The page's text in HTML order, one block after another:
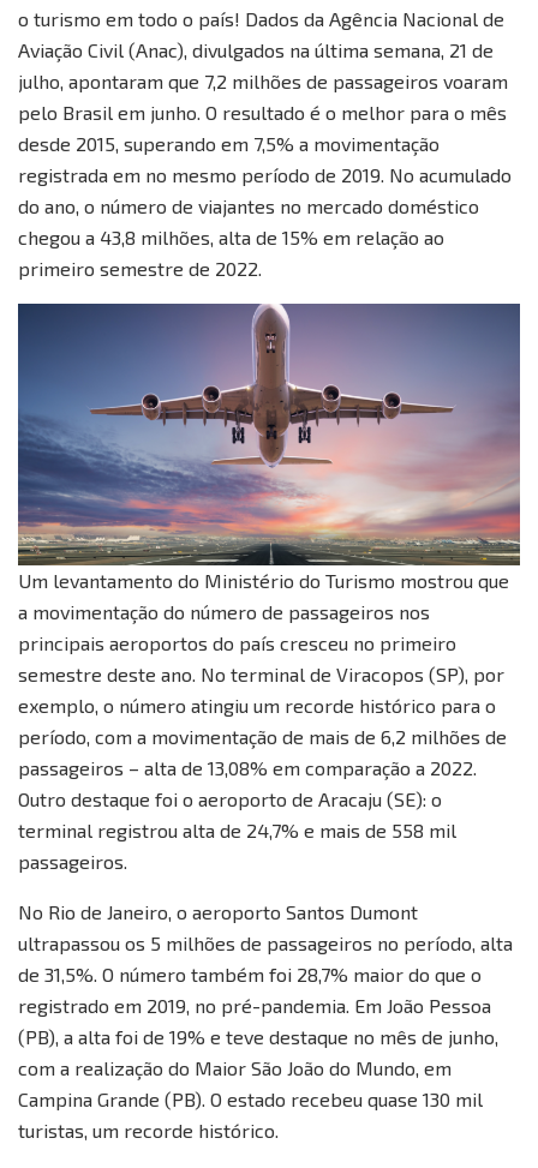
o turismo em todo o país! Dados da Agência Nacional de
Aviação Civil (Anac), divulgados na última semana, 21 de
julho, apontaram que 7,2 milhões de passageiros voaram
pelo Brasil em junho. O resultado é o melhor para o mês
desde 2015, superando em 7,5% a movimentação
registrada em no mesmo período de 2019. No acumulado
do ano, o número de viajantes no mercado doméstico
chegou a 43,8 milhões, alta de 15% em relação ao
primeiro semestre de 2022.
Um levantamento do Ministério do Turismo mostrou que
a movimentação do número de passageiros nos
principais aeroportos do país cresceu no primeiro
semestre deste ano. No terminal de Viracopos (SP), por
exemplo, o número atingiu um recorde histórico para o
período, com a movimentação de mais de 6,2 milhões de
passageiros – alta de 13,08% em comparação a 2022.
Outro destaque foi o aeroporto de Aracaju (SE): o
terminal registrou alta de 24,7% e mais de 558 mil
passageiros.
No Rio de Janeiro, o aeroporto Santos Dumont
ultrapassou os 5 milhões de passageiros no período, alta
de 31,5%. O número também foi 28,7% maior do que o
registrado em 2019, no pré-pandemia. Em João Pessoa
(PB), a alta foi de 19% e teve destaque no mês de junho,
com a realização do Maior São João do Mundo, em
Campina Grande (PB). O estado recebeu quase 130 mil
turistas, um recorde histórico.